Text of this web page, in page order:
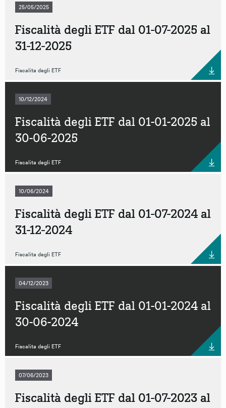
25/05/2025
Fiscalità degli ETF dal 01-07-2025 al
31-12-2025
Fiscalita degli ETF
10/12/2024
Fiscalità degli ETF dal 01-01-2025 al
30-06-2025
Fiscalita degli ETF
10/06/2024
Fiscalità degli ETF dal 01-07-2024 al
31-12-2024
Fiscalita degli ETF
04/12/2023
Fiscalità degli ETF dal 01-01-2024 al
30-06-2024
Fiscalita degli ETF
07/06/2023
Fiscalità degli ETF dal 01-07-2023 al